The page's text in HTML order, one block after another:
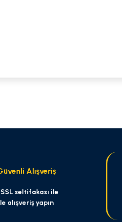
Alışveriş
seltifakası ile
alışveriş yapın